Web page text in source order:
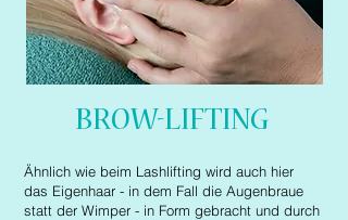
Ähnlich wie beim Lashlifting wird auch hier
das Eigenhaar - in dem Fall die Augenbraue
statt der Wimper - in Form gebracht und durch
BROW-LIFTING